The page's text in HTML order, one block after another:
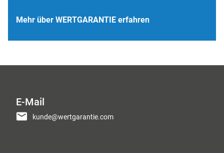
Mehr über WERTGARANTIE erfahren
E-Mail
kunde@wertgarantie.com